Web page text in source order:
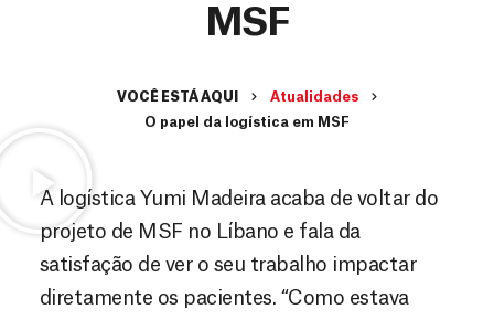
MSF
VOCÊ ESTÁ AQUI
Atualidades
O papel da logística em MSF
A logística Yumi Madeira acaba de voltar do
projeto de MSF no Líbano e fala da
satisfação de ver o seu trabalho impactar
diretamente os pacientes. “Como estava